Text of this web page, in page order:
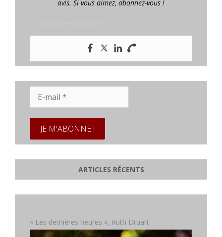
avis. Si vous aimez, abonnez-vous !
mail
ARTICLES RÉCENTS
« Les dernières heures », Ruth Druart